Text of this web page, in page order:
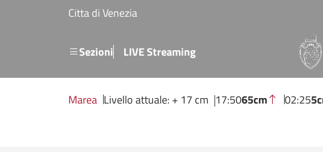
Salta al contenuto principale
Citta di Venezia
SezioniMenu secondario
LIVE Streaming
Marea Livello attuale: + 17 cm 17:5065cm 02:25